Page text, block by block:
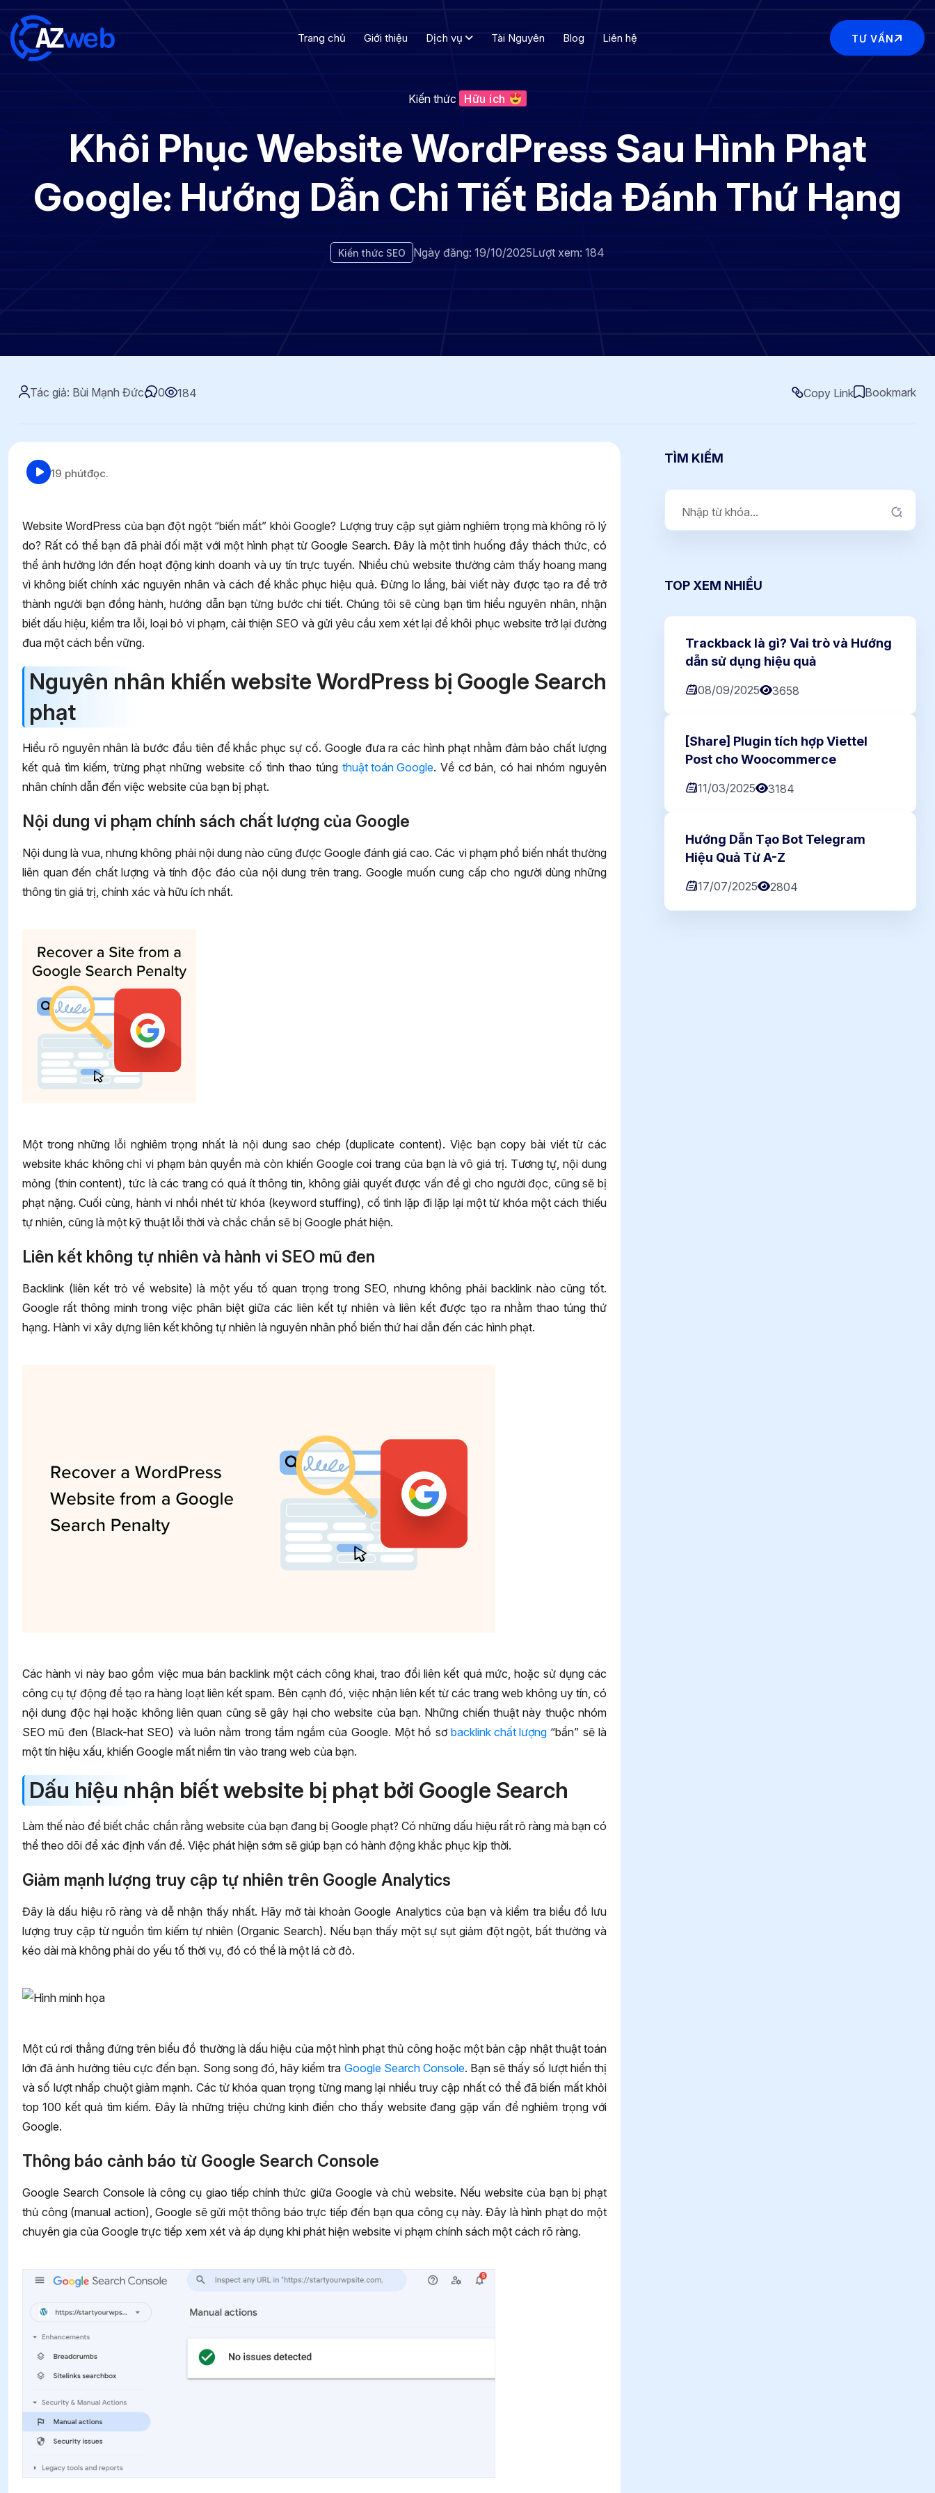
Trang chủ Giới thiệu Dịch vụ Tài Nguyên Blog Liên hệ TƯ VẤN
Kiến thức Hữu ích
Khôi Phục Website WordPress Sau Hình Phạt
Google: Hướng Dẫn Chi Tiết Bida Đánh Thứ Hạng
Kiến thức SEO Ngày đăng: 19/10/2025Lượt xem: 184
Tác giả: Bùi Mạnh Đức 0 184 Copy Link Bookmark
19 phútđọc.
Website WordPress của bạn đột ngột “biến mất” khỏi Google? Lượng truy cập sụt giảm nghiêm trọng mà không rõ lý
do? Rất có thể bạn đã phải đối mặt với một hình phạt từ Google Search. Đây là một tình huống đầy thách thức, có
thể ảnh hưởng lớn đến hoạt động kinh doanh và uy tín trực tuyến. Nhiều chủ website thường cảm thấy hoang mang
vì không biết chính xác nguyên nhân và cách để khắc phục hiệu quả. Đừng lo lắng, bài viết này được tạo ra để trở
thành người bạn đồng hành, hướng dẫn bạn từng bước chi tiết. Chúng tôi sẽ cùng bạn tìm hiểu nguyên nhân, nhận
biết dấu hiệu, kiểm tra lỗi, loại bỏ vi phạm, cải thiện SEO và gửi yêu cầu xem xét lại để khôi phục website trở lại đường
đua một cách bền vững.
Nguyên nhân khiến website WordPress bị Google Search
phạt
Hiểu rõ nguyên nhân là bước đầu tiên để khắc phục sự cố. Google đưa ra các hình phạt nhằm đảm bảo chất lượng
kết quả tìm kiếm, trừng phạt những website cố tình thao túng thuật toán Google. Về cơ bản, có hai nhóm nguyên
nhân chính dẫn đến việc website của bạn bị phạt.
Nội dung vi phạm chính sách chất lượng của Google
Nội dung là vua, nhưng không phải nội dung nào cũng được Google đánh giá cao. Các vi phạm phổ biến nhất thường
liên quan đến chất lượng và tính độc đáo của nội dung trên trang. Google muốn cung cấp cho người dùng những
thông tin giá trị, chính xác và hữu ích nhất.
Một trong những lỗi nghiêm trọng nhất là nội dung sao chép (duplicate content). Việc bạn copy bài viết từ các
website khác không chỉ vi phạm bản quyền mà còn khiến Google coi trang của bạn là vô giá trị. Tương tự, nội dung
mỏng (thin content), tức là các trang có quá ít thông tin, không giải quyết được vấn đề gì cho người đọc, cũng sẽ bị
phạt nặng. Cuối cùng, hành vi nhồi nhét từ khóa (keyword stuffing), cố tình lặp đi lặp lại một từ khóa một cách thiếu
tự nhiên, cũng là một kỹ thuật lỗi thời và chắc chắn sẽ bị Google phát hiện.
Liên kết không tự nhiên và hành vi SEO mũ đen
Backlink (liên kết trỏ về website) là một yếu tố quan trọng trong SEO, nhưng không phải backlink nào cũng tốt.
Google rất thông minh trong việc phân biệt giữa các liên kết tự nhiên và liên kết được tạo ra nhằm thao túng thứ
hạng. Hành vi xây dựng liên kết không tự nhiên là nguyên nhân phổ biến thứ hai dẫn đến các hình phạt.
Các hành vi này bao gồm việc mua bán backlink một cách công khai, trao đổi liên kết quá mức, hoặc sử dụng các
công cụ tự động để tạo ra hàng loạt liên kết spam. Bên cạnh đó, việc nhận liên kết từ các trang web không uy tín, có
nội dung độc hại hoặc không liên quan cũng sẽ gây hại cho website của bạn. Những chiến thuật này thuộc nhóm
SEO mũ đen (Black-hat SEO) và luôn nằm trong tầm ngắm của Google. Một hồ sơbacklink chất lượng “bẩn” sẽ là
một tín hiệu xấu, khiến Google mất niềm tin vào trang web của bạn.
Dấu hiệu nhận biết website bị phạt bởi Google Search
Làm thế nào để biết chắc chắn rằng website của bạn đang bị Google phạt? Có những dấu hiệu rất rõ ràng mà bạn có
thể theo dõi để xác định vấn đề. Việc phát hiện sớm sẽ giúp bạn có hành động khắc phục kịp thời.
Giảm mạnh lượng truy cập tự nhiên trên Google Analytics
Đây là dấu hiệu rõ ràng và dễ nhận thấy nhất. Hãy mở tài khoản Google Analytics của bạn và kiểm tra biểu đồ lưu
lượng truy cập từ nguồn tìm kiếm tự nhiên (Organic Search). Nếu bạn thấy một sự sụt giảm đột ngột, bất thường và
kéo dài mà không phải do yếu tố thời vụ, đó có thể là một lá cờ đỏ.
Một cú rơi thẳng đứng trên biểu đồ thường là dấu hiệu của một hình phạt thủ công hoặc một bản cập nhật thuật toán
lớn đã ảnh hưởng tiêu cực đến bạn. Song song đó, hãy kiểm tra Google Search Console. Bạn sẽ thấy số lượt hiển thị
và số lượt nhấp chuột giảm mạnh. Các từ khóa quan trọng từng mang lại nhiều truy cập nhất có thể đã biến mất khỏi
top 100 kết quả tìm kiếm. Đây là những triệu chứng kinh điển cho thấy website đang gặp vấn đề nghiêm trọng với
Google.
Thông báo cảnh báo từ Google Search Console
Google Search Console là công cụ giao tiếp chính thức giữa Google và chủ website. Nếu website của bạn bị phạt
thủ công (manual action), Google sẽ gửi một thông báo trực tiếp đến bạn qua công cụ này. Đây là hình phạt do một
chuyên gia của Google trực tiếp xem xét và áp dụng khi phát hiện website vi phạm chính sách một cách rõ ràng.
TÌM KIẾM
TOP XEM NHIỀU
Trackback là gì? Vai trò và Hướng
dẫn sử dụng hiệu quả
08/09/2025 3658
[Share] Plugin tích hợp Viettel
Post cho Woocommerce
11/03/2025 3184
Hướng Dẫn Tạo Bot Telegram
Hiệu Quả Từ A-Z
17/07/2025 2804